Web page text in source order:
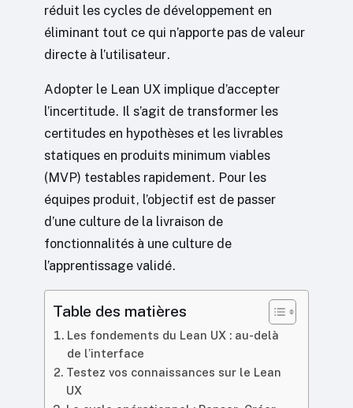
réduit les cycles de développement en
éliminant tout ce qui n’apporte pas de valeur
directe à l’utilisateur.
Adopter le Lean UX implique d’accepter
l’incertitude. Il s’agit de transformer les
certitudes en hypothèses et les livrables
statiques en produits minimum viables
(MVP) testables rapidement. Pour les
équipes produit, l’objectif est de passer
d’une culture de la livraison de
fonctionnalités à une culture de
l’apprentissage validé.
Table des matières
Les fondements du Lean UX : au-delà
de l’interface
Testez vos connaissances sur le Lean
UX